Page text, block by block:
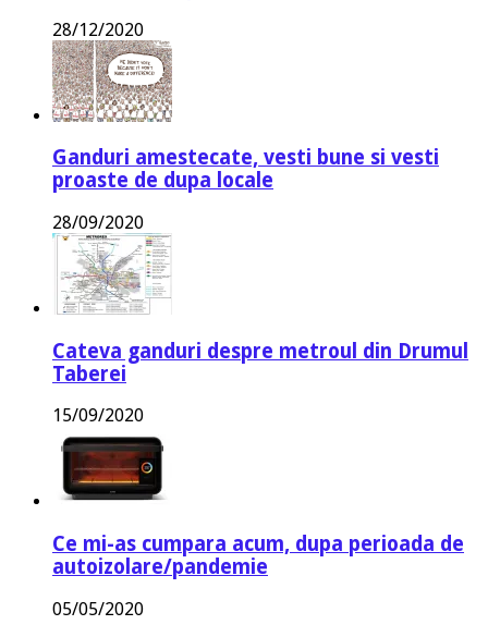
28/12/2020
Ganduri amestecate, vesti bune si vesti
proaste de dupa locale
28/09/2020
Cateva ganduri despre metroul din Drumul
Taberei
15/09/2020
Ce mi-as cumpara acum, dupa perioada de
autoizolare/pandemie
05/05/2020